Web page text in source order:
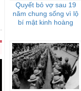
Quyết bỏ vợ sau 19
năm chung sống vì lộ
bí mật kinh hoàng